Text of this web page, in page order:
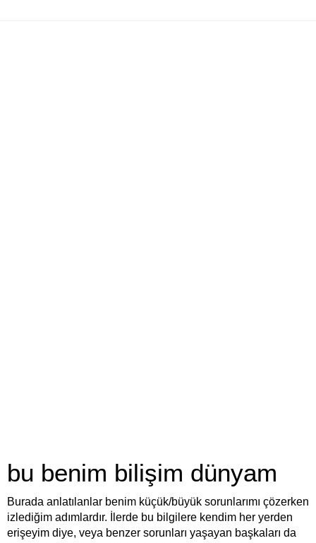
bu benim bilişim dünyam
Burada anlatılanlar benim küçük/büyük sorunlarımı çözerken
izlediğim adımlardır. İlerde bu bilgilere kendim her yerden
erişeyim diye, veya benzer sorunları yaşayan başkaları da